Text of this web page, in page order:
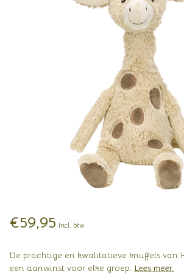
€59,95 Incl. btw
De prachtige en kwalitatieve knuffels van
een aanwinst voor elke groep. Lees meer.